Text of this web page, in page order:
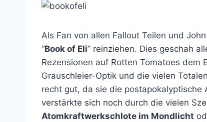
Als Fan von allen Fallout Teilen und
“Book of Eli” reinziehen. Dies geschah
Rezensionen auf Rotten Tomatoes dem
Grauschleier-Optik und die vielen
recht gut, da sie die
verstärkte sich noch durch die vielen
Atomkraftwerkschlote im Mondlicht